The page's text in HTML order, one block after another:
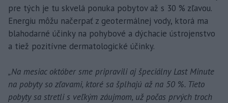
pre tých je tu skvelá ponuka pobytov až s 30 % zľavou.
Energiu môžu načerpať z geotermálnej vody, ktorá ma
blahodarné účinky na pohybové a dýchacie ústrojenstvo
a tiež pozitívne dermatologické účinky.
„Na mesiac október sme pripravili aj špeciálny Last Minute
na pobyty so zľavami, ktoré sa šplhajú až na 50 %. Tieto
pobyty sa stretli s veľkým záujmom, už počas prvých troch